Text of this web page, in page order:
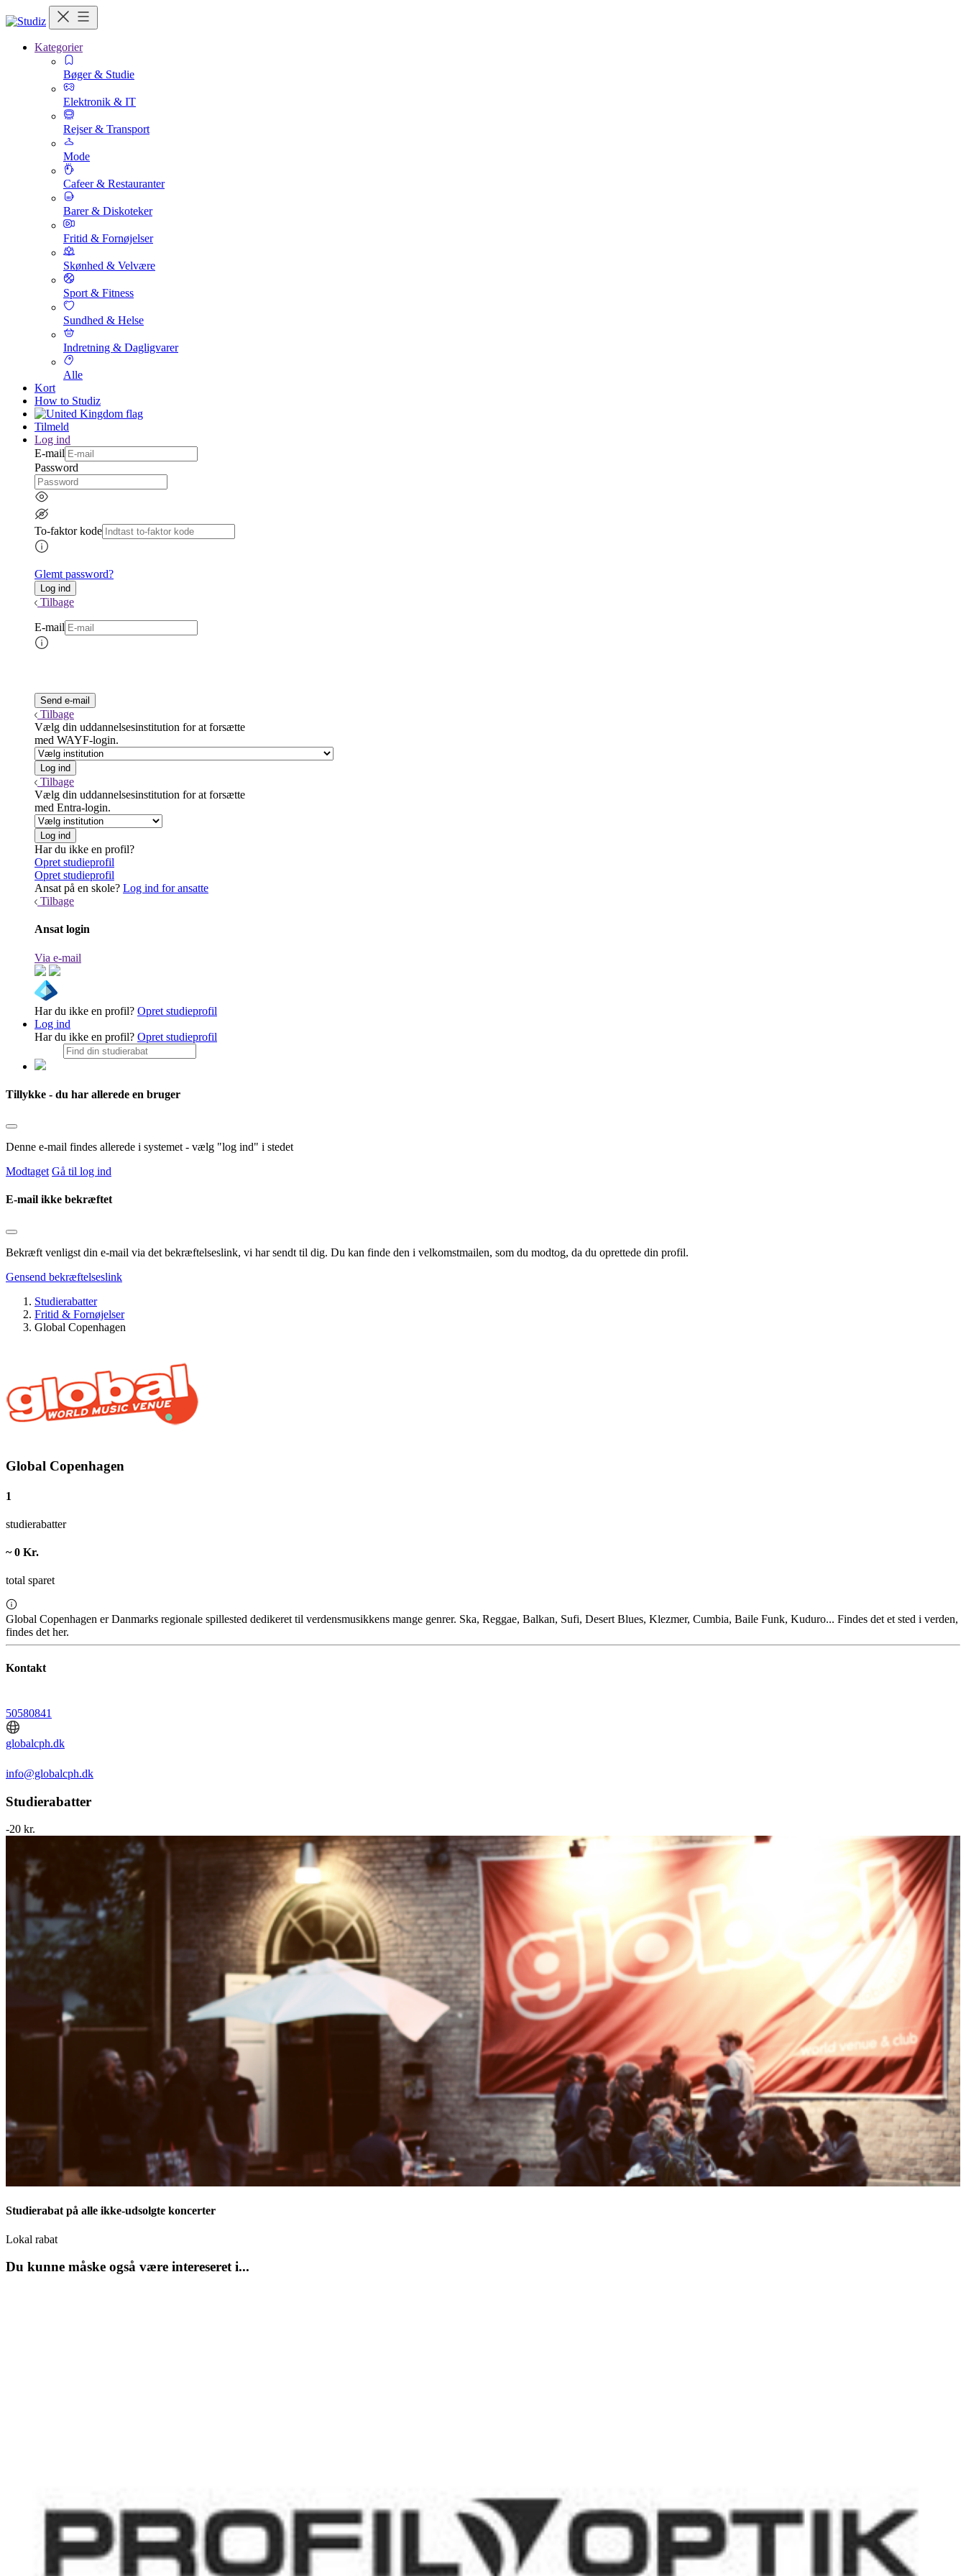
Kategorier
Bøger & Studie
Elektronik & IT
Rejser & Transport
Mode
Cafeer & Restauranter
Barer & Diskoteker
Fritid & Fornøjelser
Skønhed & Velvære
Sport & Fitness
Sundhed & Helse
Indretning & Dagligvarer
Alle
Kort
How to Studiz
Tilmeld
Log ind
E-mail
Password
To-faktor kode
Glemt password?
Tilbage
E-mail
Tilbage
Vælg din uddannelsesinstitution for at forsætte
med WAYF-login.
Tilbage
Vælg din uddannelsesinstitution for at forsætte
med Entra-login.
Har du ikke en profil?
Opret studieprofil
Opret studieprofil
Ansat på en skole? Log ind for ansatte
Tilbage
Ansat login
Via e-mail
Har du ikke en profil? Opret studieprofil
Log ind
Har du ikke en profil? Opret studieprofil
Tillykke - du har allerede en bruger
Denne e-mail findes allerede i systemet - vælg "log ind" i stedet
Modtaget Gå til log ind
E-mail ikke bekræftet
Bekræft venligst din e-mail via det bekræftelseslink, vi har sendt til dig. Du kan finde den i velkomstmailen, som du modtog, da du oprettede din profil.
Gensend bekræftelseslink
Studierabatter
Fritid & Fornøjelser
Global Copenhagen
Global Copenhagen
1
studierabatter
~ 0 Kr.
total sparet
Global Copenhagen er Danmarks regionale spillested dedikeret til verdensmusikkens mange genrer. Ska, Reggae, Balkan, Sufi, Desert Blues, Klezmer, Cumbia, Baile Funk, Kuduro... Findes det et sted i verden,
findes det her.
Kontakt
50580841
globalcph.dk
info@globalcph.dk
Studierabatter
-20 kr.
Studierabat på alle ikke-udsolgte koncerter
Lokal rabat
Du kunne måske også være intereseret i...